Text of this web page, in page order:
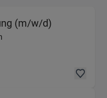
(m/w/d)